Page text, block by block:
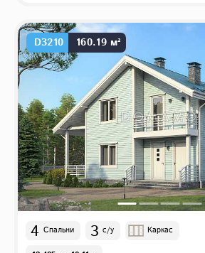
D3210 160.19 м²
4 Спальни 3 с/у Каркас